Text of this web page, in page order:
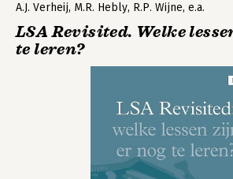
A.J. Verheij, M.R. Hebly, R.P. Wijne, e.a.
LSA Revisited. Welke
te leren?